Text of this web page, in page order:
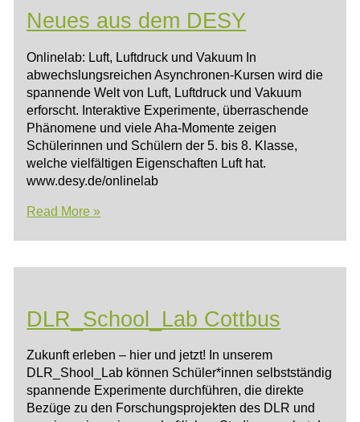
Gemeinschaft
Neues aus dem DESY
Onlinelab: Luft, Luftdruck und Vakuum In
abwechslungsreichen Asynchronen-Kursen wird die
spannende Welt von Luft, Luftdruck und Vakuum
erforscht. Interaktive Experimente, überraschende
Phänomene und viele Aha-Momente zeigen
Schülerinnen und Schülern der 5. bis 8. Klasse,
welche vielfältigen Eigenschaften Luft hat.
www.desy.de/onlinelab
Neues
dem
Read More »
DLR_School_Lab Cottbus
Zukunft erleben – hier und jetzt! In unserem
DLR_Shool_Lab können Schüler*innen selbstständig
spannende Experimente durchführen, die direkte
Bezüge zu den Forschungsprojekten des DLR und